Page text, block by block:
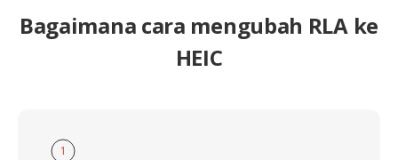
Bagaimana cara mengubah RLA ke
HEIC
1